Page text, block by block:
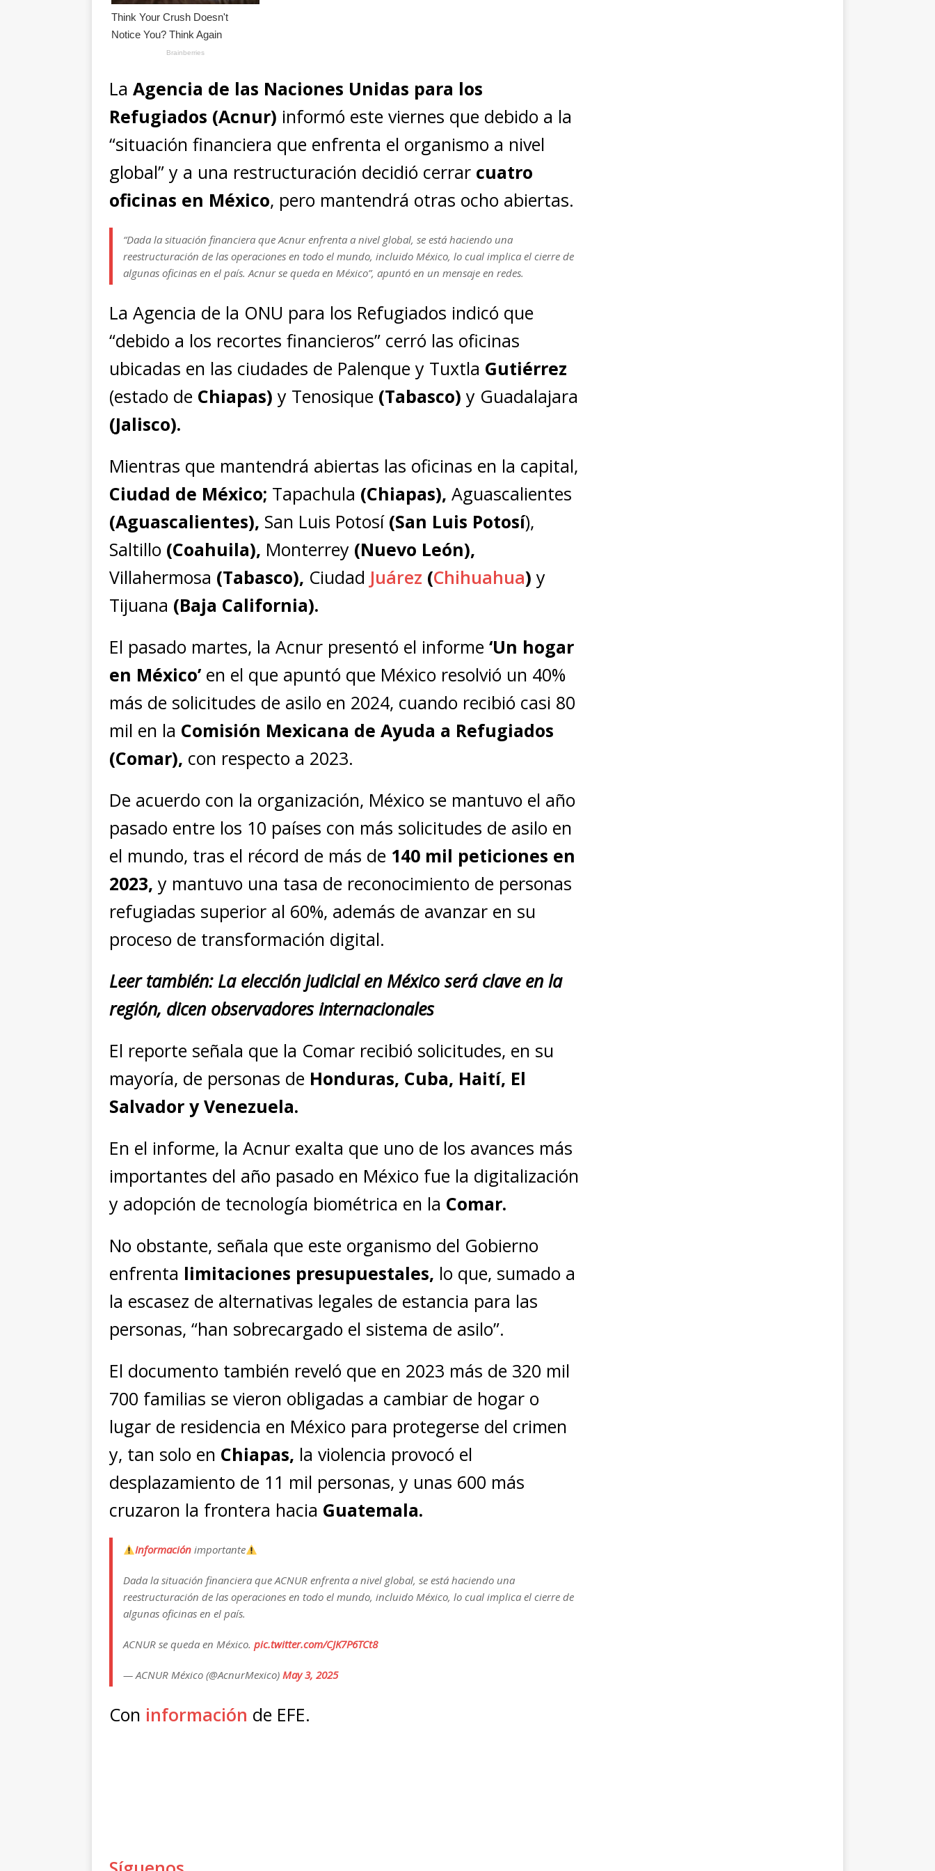
La Agencia de las Naciones Unidas para los
Refugiados (Acnur) informó este viernes que debido a la
“situación financiera que enfrenta el organismo a nivel
global” y a una restructuración decidió cerrar cuatro
oficinas en México, pero mantendrá otras ocho abiertas.
“Dada la situación financiera que Acnur enfrenta a nivel global, se está haciendo una
reestructuración de las operaciones en todo el mundo, incluido México, lo cual implica el cierre de
algunas oficinas en el país. Acnur se queda en México”, apuntó en un mensaje en redes.
La Agencia de la ONU para los Refugiados indicó que
“debido a los recortes financieros” cerró las oficinas
ubicadas en las ciudades de Palenque y Tuxtla Gutiérrez
(estado de Chiapas) y Tenosique (Tabasco) y Guadalajara
(Jalisco).
Mientras que mantendrá abiertas las oficinas en la capital,
Ciudad de México; Tapachula (Chiapas), Aguascalientes
(Aguascalientes), San Luis Potosí (San Luis Potosí),
Saltillo (Coahuila), Monterrey (Nuevo León),
Villahermosa (Tabasco), Ciudad Juárez (Chihuahua) y
Tijuana (Baja California).
El pasado martes, la Acnur presentó el informe ‘Un hogar
en México’ en el que apuntó que México resolvió un 40%
más de solicitudes de asilo en 2024, cuando recibió casi 80
mil en la Comisión Mexicana de Ayuda a Refugiados
(Comar), con respecto a 2023.
De acuerdo con la organización, México se mantuvo el año
pasado entre los 10 países con más solicitudes de asilo en
el mundo, tras el récord de más de 140 mil peticiones en
2023, y mantuvo una tasa de reconocimiento de personas
refugiadas superior al 60%, además de avanzar en su
proceso de transformación digital.
Leer también: La elección judicial en México será clave en la
región, dicen observadores internacionales
El reporte señala que la Comar recibió solicitudes, en su
mayoría, de personas de Honduras, Cuba, Haití, El
Salvador y Venezuela.
En el informe, la Acnur exalta que uno de los avances más
importantes del año pasado en México fue la digitalización
y adopción de tecnología biométrica en la Comar.
No obstante, señala que este organismo del Gobierno
enfrenta limitaciones presupuestales, lo que, sumado a
la escasez de alternativas legales de estancia para las
personas, “han sobrecargado el sistema de asilo”.
El documento también reveló que en 2023 más de 320 mil
700 familias se vieron obligadas a cambiar de hogar o
lugar de residencia en México para protegerse del crimen
y, tan solo en Chiapas, la violencia provocó el
desplazamiento de 11 mil personas, y unas 600 más
cruzaron la frontera hacia Guatemala.
Información importante
Dada la situación financiera que ACNUR enfrenta a nivel global, se está haciendo una
reestructuración de las operaciones en todo el mundo, incluido México, lo cual implica el cierre de
algunas oficinas en el país.
ACNUR se queda en México. pic.twitter.com/CJK7P6TCt8
— ACNUR México (@AcnurMexico) May 3, 2025
Con información de EFE.